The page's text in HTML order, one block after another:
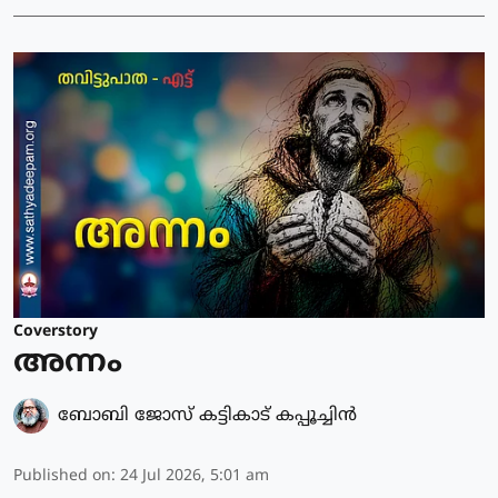
Coverstory
അന്നം
ബോബി ജോസ് കട്ടികാട് കപ്പൂച്ചിൻ
Published on: 24 Jul 2026, 5:01 am